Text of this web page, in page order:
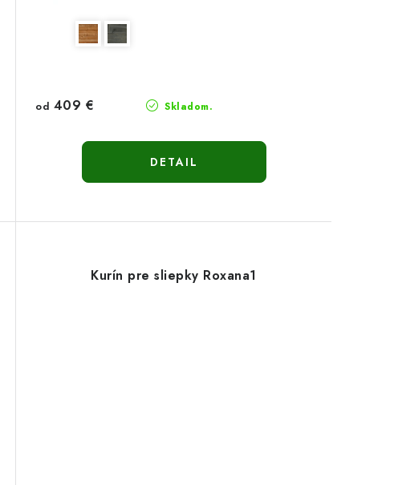
Skladom.
od 409 €
DETAIL
Kurín pre sliepky Roxana1